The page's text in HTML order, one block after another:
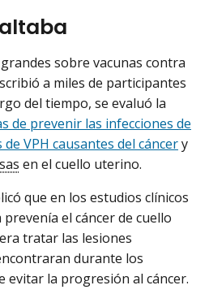
sobre vacunas contra
a miles de participantes
del tiempo, se evaluó la
de prevenir las infecciones de
VPH causantes del cáncery
en el cuello uterino.
que en los estudios clínicos
el cáncer de cuello
tratar las lesiones
durante los
evitar la progresión al cáncer.